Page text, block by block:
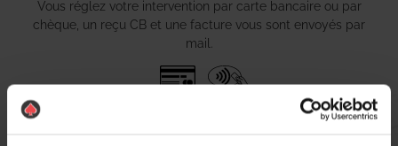
Vous réglez votre intervention par carte bancaire ou par
chèque, un reçu CB et une facture vous sont envoyés par
mail.